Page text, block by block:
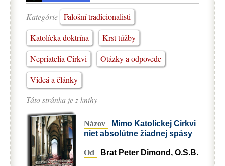
Kategórie Falošní tradicionalisti
Katolícka doktrína
Krst túžby
Nepriatelia Cirkvi
Otázky a odpovede
Videá a články
Táto stránka je z knihy
Názov
Mimo Katolíckej Cirkvi
niet absolútne žiadnej spásy
Od Brat Peter Dimond, O.S.B.